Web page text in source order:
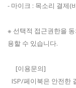
- 마이크 : 목소리 결제(
※ 선택적 접근권한을
용할 수 있습니다.
[이용문의]
ISP/페이북은 안전한